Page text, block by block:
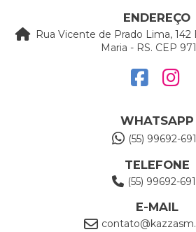
ENDEREÇO
Rua Vicente de Prado Lima, 142
Maria - RS. CEP
WHATSAPP
(55) 99692-
TELEFONE
(55) 99692-
E-MAIL